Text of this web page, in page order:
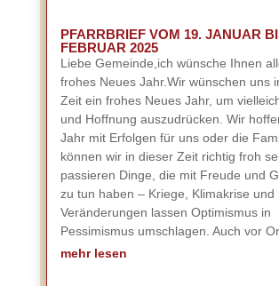
PFARRBRIEF VOM 19. JANUAR
FEBRUAR 2025
Liebe Gemeinde,ich wünsche Ihnen
frohes Neues Jahr.Wir wünschen uns
Zeit ein frohes Neues Jahr, um
und Hoffnung auszudrücken. Wir
Jahr mit Erfolgen für uns oder die
können wir in dieser Zeit richtig froh
passieren Dinge, die mit Freude und
zu tun haben – Kriege, Klimakrise und
Veränderungen lassen Optimismus in
Pessimismus umschlagen. Auch vor
mehr lesen